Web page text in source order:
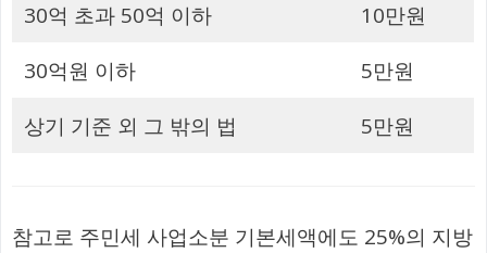
30억 초과 50억 이하
10만원
30억원 이하
5만원
상기 기준 외 그 밖의 법
5만원
참고로 주민세 사업소분 기본세액에도 25%의 지방